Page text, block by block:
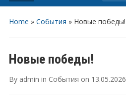
Home » События » Новые победы!
Новые победы!
By admin in События on 13.05.2026